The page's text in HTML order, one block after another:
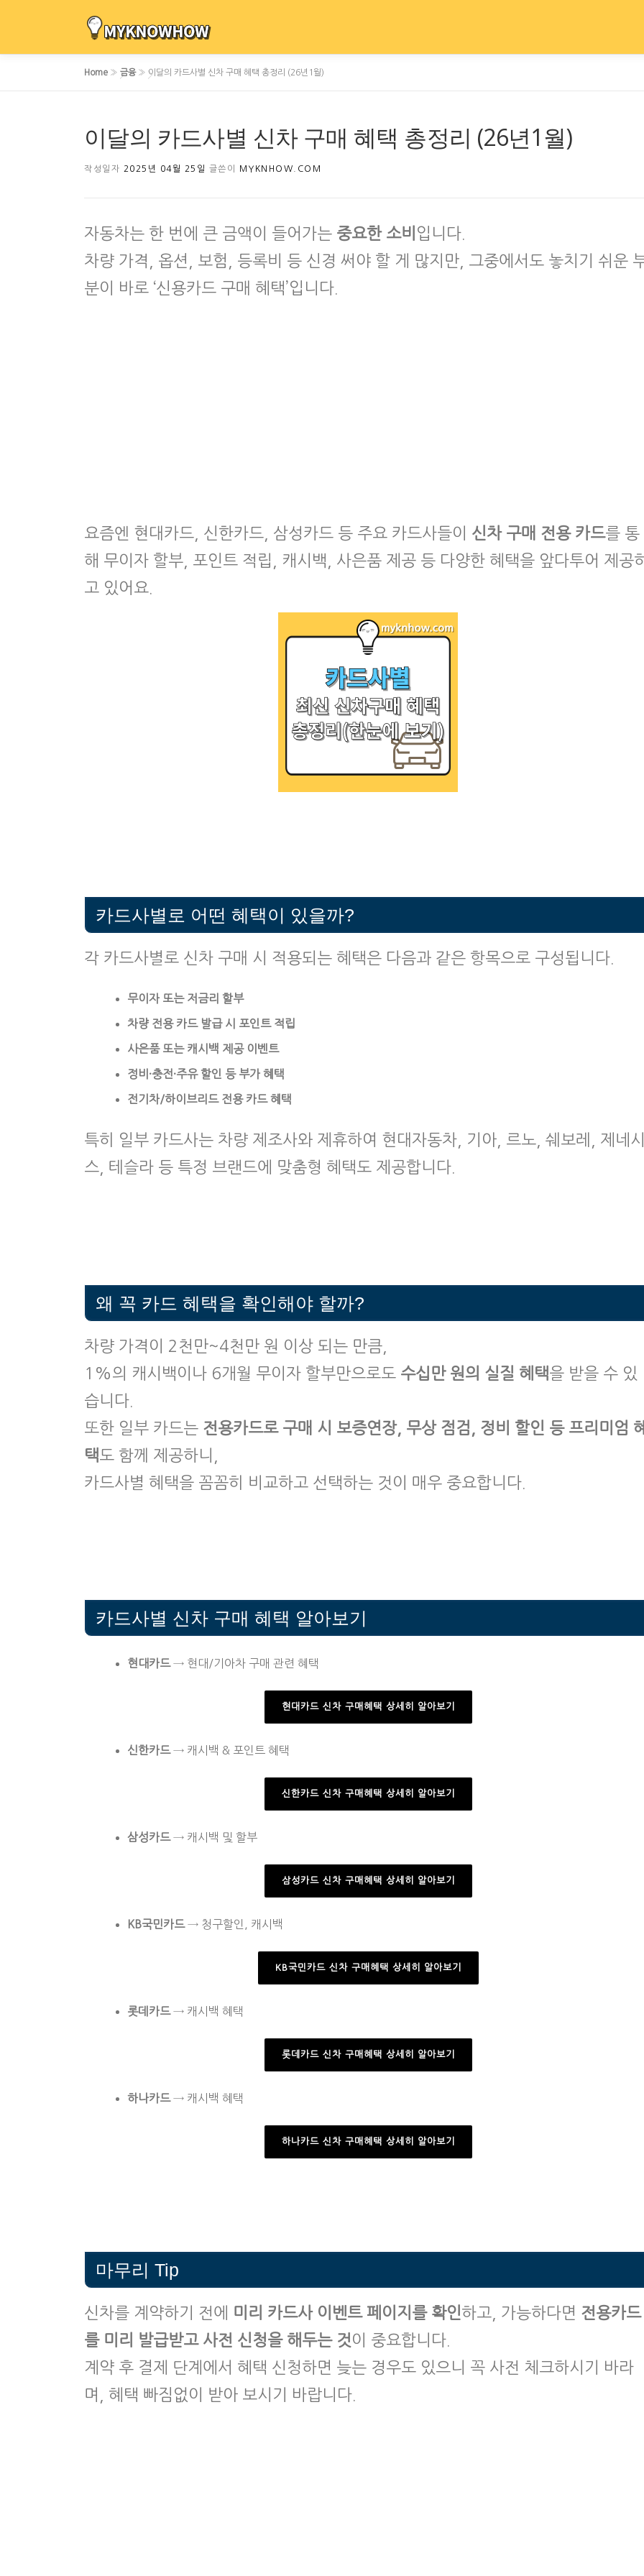
Home » 금융» 이달의 카드사별 신차 구매 혜택 총정리 (26년1월)
이달의 카드사별 신차 구매 혜택 총정리 (26년1월)
작성일자 2025년 04월 25일 글쓴이 MYKNHOW.COM
자동차는 한 번에 큰 금액이 들어가는 중요한 소비 입니다.
차량 가격, 옵션, 보험, 등록비 등 신경 써야 할 게 많지만, 그중에서도 놓치기 쉬운
분이 바로 ‘신용카드 구매 혜택’입니다.
요즘엔 현대카드, 신한카드, 삼성카드 등 주요 카드사들이 신차 구매 전용 카드를 통
해 무이자 할부, 포인트 적립, 캐시백, 사은품 제공 등 다양한 혜택을 앞다투어 제공
고 있어요.
카드사별로 어떤 혜택이 있을까?
각 카드사별로 신차 구매 시 적용되는 혜택은 다음과 같은 항목으로 구성됩니다.
무이자 또는 저금리 할부
차량 전용 카드 발급 시 포인트 적립
사은품 또는 캐시백 제공 이벤트
정비·충전·주유 할인 등 부가 혜택
전기차/하이브리드 전용 카드 혜택
특히 일부 카드사는 차량 제조사와 제휴하여 현대자동차, 기아, 르노, 쉐보레, 제네
스, 테슬라 등 특정 브랜드에 맞춤형 혜택도 제공합니다.
왜 꼭 카드 혜택을 확인해야 할까?
차량 가격이 2천만~4천만 원 이상 되는 만큼,
1%의 캐시백이나 6개월 무이자 할부만으로도 수십만 원의 실질 혜택을 받을 수 있
습니다.
또한 일부 카드는 전용카드로 구매 시 보증연장, 무상 점검, 정비 할인 등 프리미엄
택도 함께 제공하니,
카드사별 혜택을 꼼꼼히 비교하고 선택하는 것이 매우 중요합니다.
카드사별 신차 구매 혜택 알아보기
현대카드→ 현대/기아차 구매 관련 혜택
현대카드 신차 구매혜택 상세히 알아보기
신한카드→ 캐시백 & 포인트 혜택
신한카드 신차 구매혜택 상세히 알아보기
삼성카드→ 캐시백 및 할부
삼성카드 신차 구매혜택 상세히 알아보기
KB국민카드→ 청구할인, 캐시백
KB국민카드 신차 구매혜택 상세히 알아보기
롯데카드→ 캐시백 혜택
롯데카드 신차 구매혜택 상세히 알아보기
하나카드→ 캐시백 혜택
하나카드 신차 구매혜택 상세히 알아보기
마무리 Tip
신차를 계약하기 전에 미리 카드사 이벤트 페이지를 확인하고, 가능하다면 전용카드
를 미리 발급받고 사전 신청을 해두는 것이 중요합니다.
계약 후 결제 단계에서 혜택 신청하면 늦는 경우도 있으니 꼭 사전 체크하시기 바라
며, 혜택 빠짐없이 받아 보시기 바랍니다.